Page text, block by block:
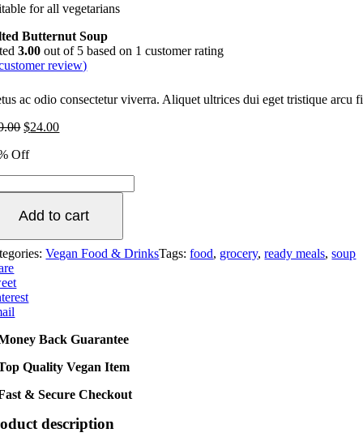
for all vegetarians
Butternut Soup
3.00 out of 5 based on 1 customer rating
review)
ac odio consectetur viverra. Aliquet ultrices dui eget tristique arcu
$24.00
Off
Add to cart
Vegan Food & DrinksTags:food, grocery,ready meals,soup
Back Guarantee
Quality Vegan Item
& Secure Checkout
description